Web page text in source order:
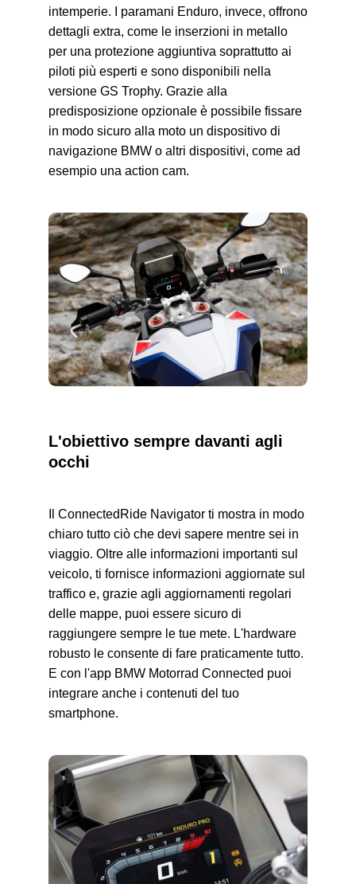
intemperie. I paramani Enduro, invece, offrono
dettagli extra, come le inserzioni in metallo
per una protezione aggiuntiva soprattutto ai
piloti più esperti e sono disponibili nella
versione GS Trophy. Grazie alla
predisposizione opzionale è possibile fissare
in modo sicuro alla moto un dispositivo di
navigazione BMW o altri dispositivi, come ad
esempio una action cam.
L'obiettivo sempre davanti agli
occhi
Il ConnectedRide Navigator ti mostra in modo
chiaro tutto ciò che devi sapere mentre sei in
viaggio. Oltre alle informazioni importanti sul
veicolo, ti fornisce informazioni aggiornate sul
traffico e, grazie agli aggiornamenti regolari
delle mappe, puoi essere sicuro di
raggiungere sempre le tue mete. L'hardware
robusto le consente di fare praticamente tutto.
E con l'app BMW Motorrad Connected puoi
integrare anche i contenuti del tuo
smartphone.